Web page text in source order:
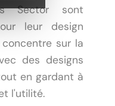
Sector sont
leur design
sur la
des designs
en gardant à
l'utilité.